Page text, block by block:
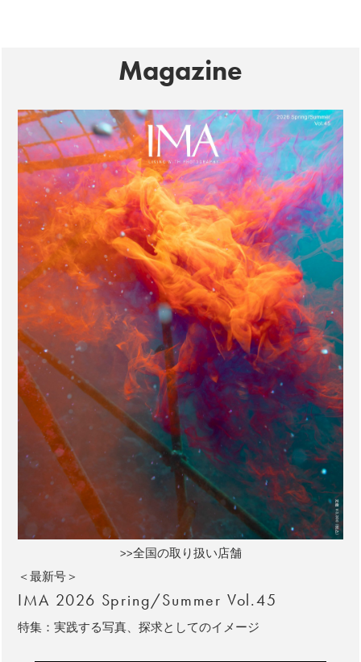
Magazine
>>全国の取り扱い店舗
＜最新号＞
IMA 2026 Spring/Summer Vol.45
特集：実践する写真、探求としてのイメージ